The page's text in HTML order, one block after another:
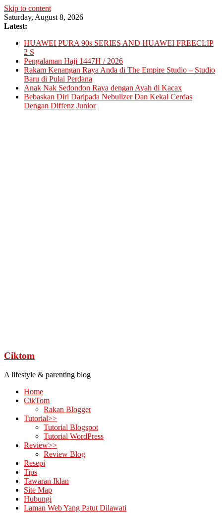
Skip to content
Saturday, August 8, 2026
Latest:
HUAWEI PURA 90s SERIES AND HUAWEI FREECLIP
2 S
Pengalaman Haji 1447H / 2026
Rakam Kenangan Raya Anda di The Empire Studio – Studio
Baru di Pulai Perdana
Anak Nak Sedondon Raya dengan Ayah di Kacax
Bebaskan Diri Daripada Nebulizer Dan Kekal Cerdas
Dengan Diffenz Junior
Ciktom
A lifestyle & parenting blog
Home
CikTom
Rakan Blogger
Tutorial>>
Tutorial Blogspot
Tutorial WordPress
Review>>
Review Blog
Resepi
Tips
Tawaran Iklan
Site Map
Hubungi
Laman Web Yang Patut Dilawati